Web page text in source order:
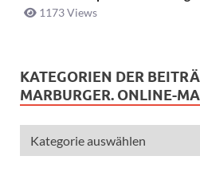
1173 Views
KATEGORIEN DER
MARBURGER. ONLINE-